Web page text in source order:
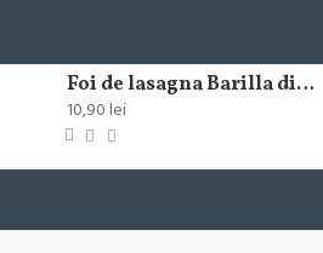
Foi de lasagna Barilla din grau dur 250g
10,90 lei